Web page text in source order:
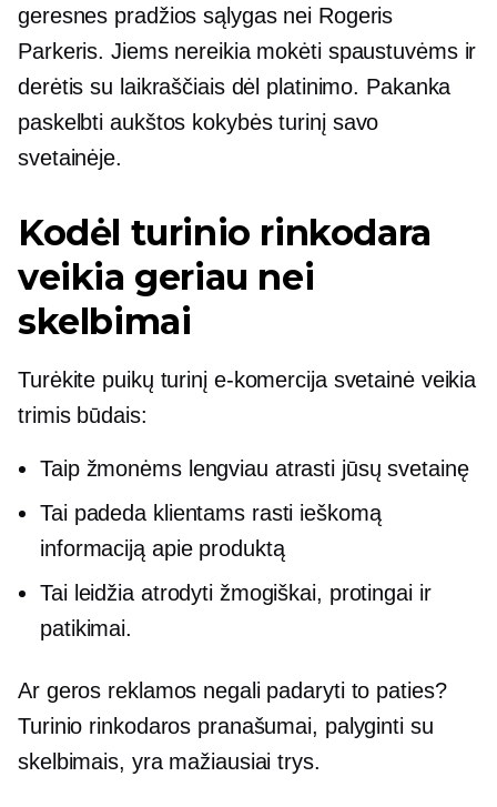
geresnes pradžios sąlygas nei Rogeris
Parkeris. Jiems nereikia mokėti spaustuvėms ir
derėtis su laikraščiais dėl platinimo. Pakanka
paskelbtiaukštos kokybėsturinį savo
svetainėje.
Kodėl turinio rinkodara
veikia geriau nei
skelbimai
Turėkite puikų turinį e-komercijasvetainė veikia
trimis būdais:
Taip žmonėms lengviau atrasti jūsų svetainę
Tai padeda klientams rasti ieškomą
informaciją apie produktą
Tai leidžia atrodyti žmogiškai, protingai ir
patikimai.
Ar geros reklamos negali padaryti to paties?
Turinio rinkodaros pranašumai, palyginti su
skelbimais, yra mažiausiai trys.